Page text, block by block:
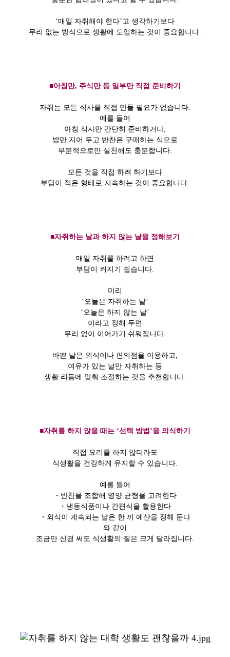
‘매일 자취해야 한다’고 생각하기보다
무리 없는 방식으로 생활에 도입하는 것이 중요합니다.
■아침만, 주식만 등 일부만 직접 준비하기
자취는 모든 식사를 직접 만들 필요가 없습니다.
예를 들어
아침 식사만 간단히 준비하거나,
밥만 지어 두고 반찬은 구매하는 식으로
부분적으로만 실천해도 충분합니다.
모든 것을 직접 하려 하기보다
부담이 적은 형태로 지속하는 것이 중요합니다.
■자취하는 날과 하지 않는 날을 정해보기
매일 자취를 하려고 하면
부담이 커지기 쉽습니다.
미리
‘오늘은 자취하는 날’
‘오늘은 하지 않는 날’
이라고 정해 두면
무리 없이 이어가기 쉬워집니다.
바쁜 날은 외식이나 편의점을 이용하고,
여유가 있는 날만 자취하는 등
생활 리듬에 맞춰 조절하는 것을 추천합니다.
■자취를 하지 않을 때는 ‘선택 방법’을 의식하기
직접 요리를 하지 않더라도
식생활을 건강하게 유지할 수 있습니다.
예를 들어
・반찬을 조합해 영양 균형을 고려한다
・냉동식품이나 간편식을 활용한다
・외식이 계속되는 날은 한 끼 예산을 정해 둔다
와 같이
조금만 신경 써도 식생활의 질은 크게 달라집니다.